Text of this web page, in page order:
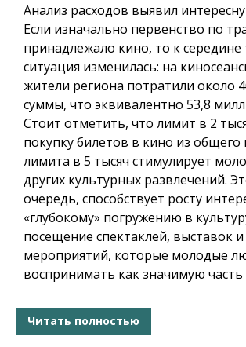
Анализ расходов выявил
Если изначально первенство по
принадлежало кино, то к середине
ситуация изменилась: на
жители региона потратили около
суммы, что эквивалентно 53,8
Стоит отметить, что лимит в 2
покупку билетов в кино из общего
лимита в 5 тысяч стимулирует
других культурных развлечений.
очередь, способствует росту
«глубокому» погружению в
посещение спектаклей, выставок
мероприятий, которые молодые
воспринимать как значимую часть
Читать полностью